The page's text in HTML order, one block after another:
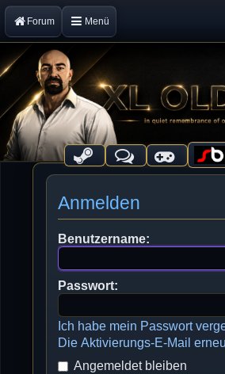
Forum Menü
Anmelden
Benutzername:
Passwort:
Ich habe mein Passwort
Die Aktivierungs-E-Mail
Angemeldet bleiben